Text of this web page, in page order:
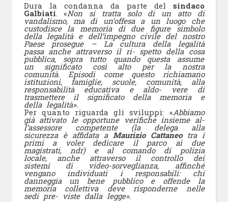
Dura la condanna da parte del sindaco
Galbiati. «Non si tratta solo di un atto di
vandalismo, ma di un’offesa a un luogo che
custodisce la memoria di due figure simbolo
della legalità e dell’impegno civile del nostro
Paese prosegue – La cultura della legalità
passa anche attraverso il ri- spetto della cosa
pubblica, sopra tutto quando questa assume
un significato cosi alto per la nostra
comunità. Episodi come questo richiamano
istituzioni, famiglie, scuole, comunità, alla
responsabilità educativa e aldo- vere di
trasmettere il significato della memoria e
della legalità».
Per quanto riguarda gli sviluppi: «Abbiamo
già attivato le opportune verifiche insieme al-
l’assessore competente (la delega alla
sicurezza è affidata a Maurizio Cattaneo tra i
primi a voler dedicare il parco ai due
magistrati, ndr) e al comando di polizia
locale, anche attraverso il controllo dei
sistemi di video-sorveglianza, affinché
vengano individuati i responsabili: chi
danneggia un bene pubblico e offende la
memoria collettiva deve risponderne nelle
sedi pre- viste dalla legge».